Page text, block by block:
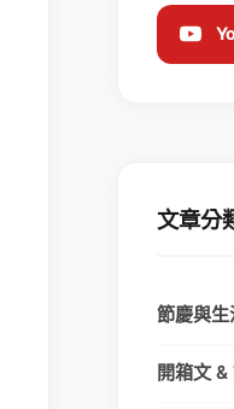
文章分
節慶與生
開箱文 &